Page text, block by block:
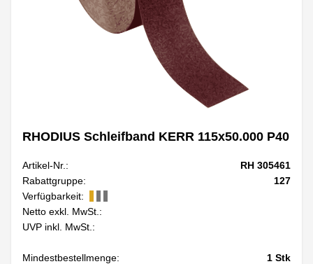
RHODIUS Schleifband KERR 115x50.000 P40
Artikel-Nr.:
RH 305461
Rabattgruppe:
127
Verfügbarkeit:
Netto exkl. MwSt.:
UVP inkl. MwSt.:
Mindestbestellmenge: 1 Stk